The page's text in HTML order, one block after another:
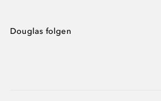
Douglas folgen